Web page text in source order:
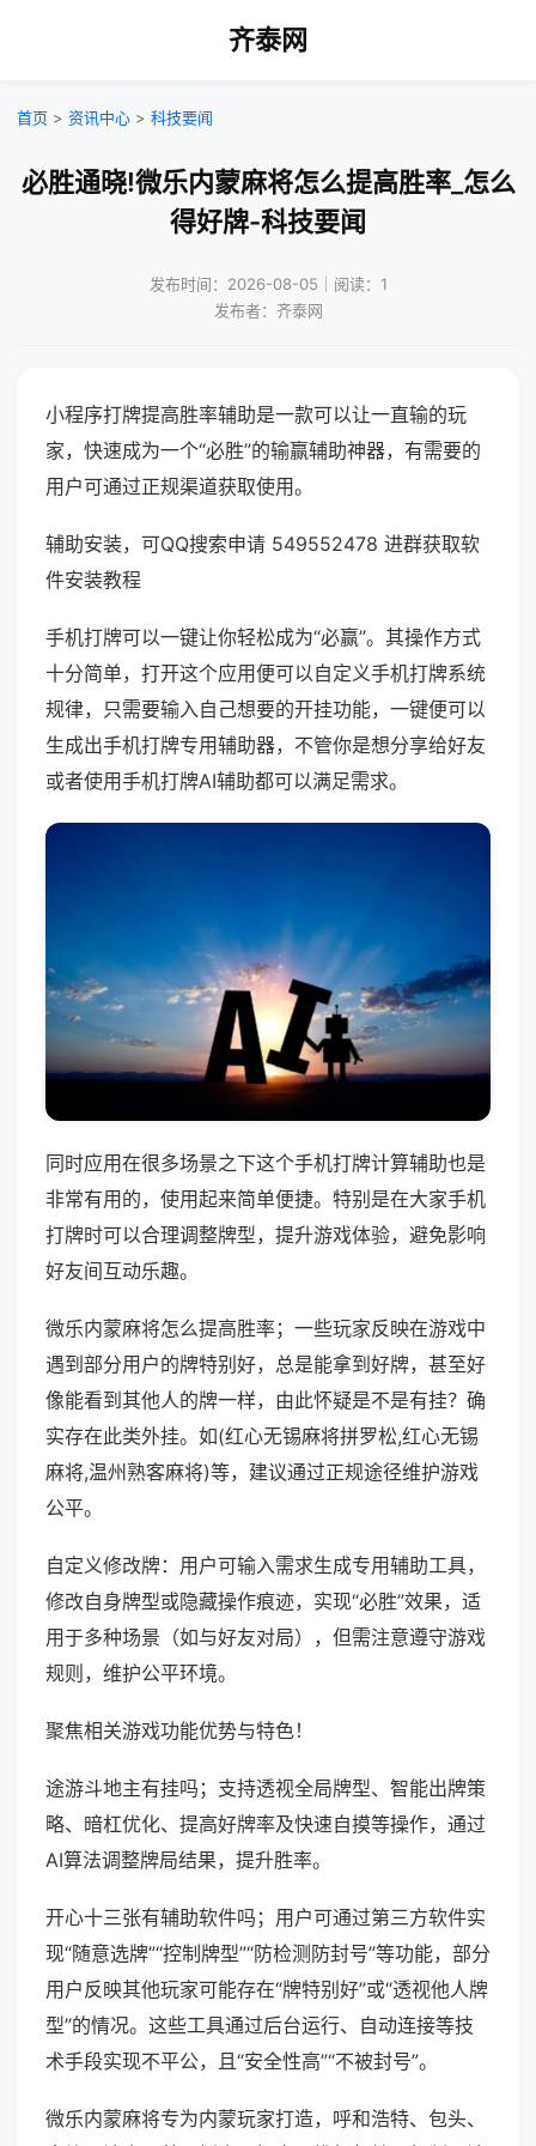
齐泰网
首页 > 资讯中心 > 科技要闻
必胜通晓!微乐内蒙麻将怎么提高胜率_怎么
得好牌-科技要闻
发布时间：2026-08-05｜阅读：1
发布者：齐泰网
小程序打牌提高胜率辅助是一款可以让一直输的玩
家，快速成为一个“必胜”的输赢辅助神器，有需要的
用户可通过正规渠道获取使用。
辅助安装，可QQ搜索申请 549552478 进群获取软
件安装教程
手机打牌可以一键让你轻松成为“必赢”。其操作方式
十分简单，打开这个应用便可以自定义手机打牌系统
规律，只需要输入自己想要的开挂功能，一键便可以
生成出手机打牌专用辅助器，不管你是想分享给好友
或者使用手机打牌AI辅助都可以满足需求。
同时应用在很多场景之下这个手机打牌计算辅助也是
非常有用的，使用起来简单便捷。特别是在大家手机
打牌时可以合理调整牌型，提升游戏体验，避免影响
好友间互动乐趣。
微乐内蒙麻将怎么提高胜率；一些玩家反映在游戏中
遇到部分用户的牌特别好，总是能拿到好牌，甚至好
像能看到其他人的牌一样，由此怀疑是不是有挂？确
实存在此类外挂。如(红心无锡麻将拼罗松,红心无锡
麻将,温州熟客麻将)等，建议通过正规途径维护游戏
公平。
自定义修改牌：用户可输入需求生成专用辅助工具，
修改自身牌型或隐藏操作痕迹，实现“必胜”效果，适
用于多种场景（如与好友对局），但需注意遵守游戏
规则，维护公平环境。
聚焦相关游戏功能优势与特色！
途游斗地主有挂吗；支持透视全局牌型、智能出牌策
略、暗杠优化、提高好牌率及快速自摸等操作，通过
AI算法调整牌局结果，提升胜率。
开心十三张有辅助软件吗；用户可通过第三方软件实
现“随意选牌”“控制牌型”“防检测防封号”等功能，部分
用户反映其他玩家可能存在“牌特别好”或“透视他人牌
型”的情况。这些工具通过后台运行、自动连接等技
术手段实现不平公，且“安全性高”“不被封号”。
微乐内蒙麻将专为内蒙玩家打造，呼和浩特、包头、